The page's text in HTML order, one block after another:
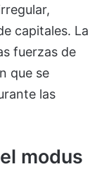
capitales. La
fuerzas de
que se
las
modus